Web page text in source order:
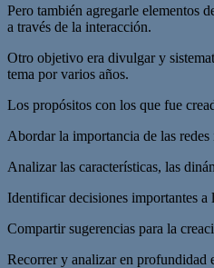
Pero también agregarle elementos
a través de la interacción.
Otro objetivo era divulgar y
tema por varios años.
Los propósitos con los que fue
Abordar la importancia de las
Analizar las características, las
Identificar decisiones importantes a
Compartir sugerencias para la
Recorrer y analizar en profundidad